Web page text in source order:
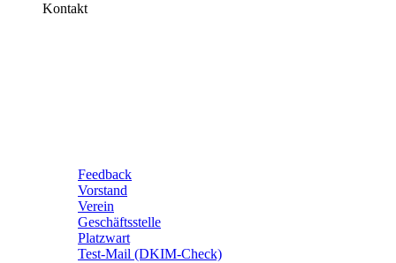
Kontakt
Feedback
Vorstand
Verein
Geschäftsstelle
Platzwart
Test-Mail (DKIM-Check)